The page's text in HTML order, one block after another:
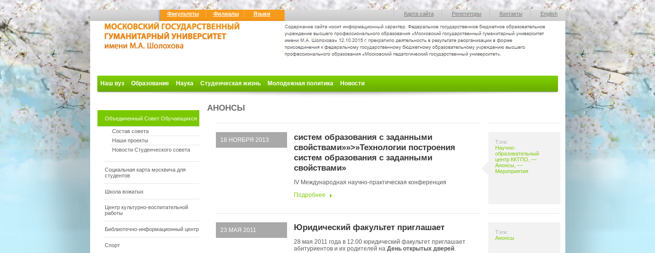
Факультеты Филиалы Языки Карта сайта Репетиторы Контакты English
Наш вуз Образование Наука Студенческая жизнь Молодежная политика Новости
Объединенный Совет Обучающихся
Состав совета
Наши проекты
Новости Студенческого совета
Социальная карта москвича для
студентов
Школа вожатых
Центр культурно-воспитательной
работы
Библиотечно-информационный центр
Спорт
АНОНСЫ
Тэги:
Научно-
образовательный
центр ККТПО , —
Анонсы, —
Мероприятия
18 НОЯБРЯ 2013
систем образования с заданными
свойствами»»>»Технологии построения
систем образования с заданными
свойствами»
IV Международная научно-практическая конференция
Подробнее
Тэги:
Анонсы
23 МАЯ 2011 Юридический факультет приглашает
28 мая 2011 года в 12.00 юридический факультет приглашает
абитуриентов и их родителей на День открытых дверей.